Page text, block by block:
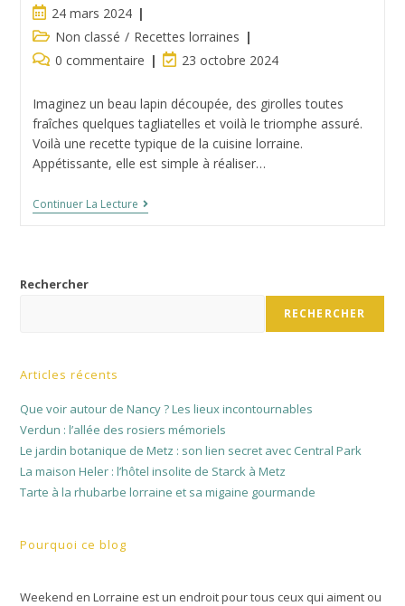
Publication
publiée :
24 mars 2024
Post
category:
Non classé / Recettes lorraines
Commentaires
la
publication :
0 commentaire
Dernière
de
la
publication :
23 octobre 2024
Imaginez un beau lapin découpée, des girolles toutes
fraîches quelques tagliatelles et voilà le triomphe assuré.
Voilà une recette typique de la cuisine lorraine.
Appétissante, elle est simple à réaliser…
Continuer La LectureFricassée
De
Rechercher
RECHERCHER
Articles récents
Que voir autour de Nancy ? Les lieux incontournables
Verdun : l’allée des rosiers mémoriels
Le jardin botanique de Metz : son lien secret avec Central Park
La maison Heler : l’hôtel insolite de Starck à Metz
Tarte à la rhubarbe lorraine et sa migaine gourmande
Pourquoi ce blog
Weekend en Lorraine est un endroit pour tous ceux qui aiment ou